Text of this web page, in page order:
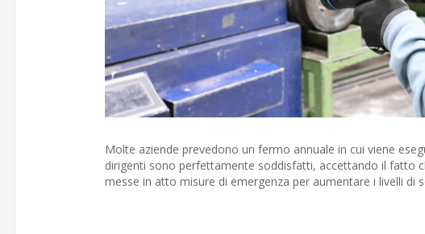
Molte aziende prevedono un fermo annuale in cui viene
dirigenti sono perfettamente soddisfatti, accettando il fatto
messe in atto misure di emergenza per aumentare i livelli di